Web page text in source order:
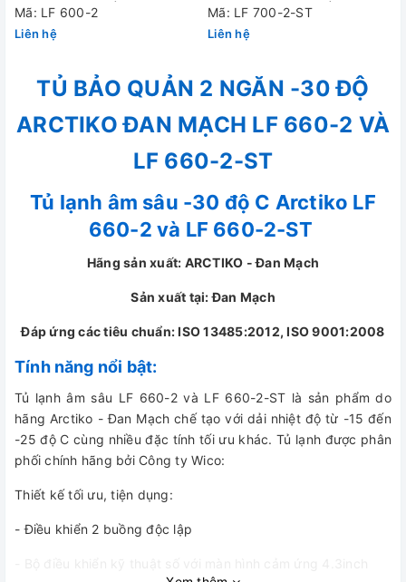
Mạch LF 600-2 | Thép Sơn
Trắng
Mã: LF 600-2
Liên hệ
Mạch LF 600-2-ST | Thép
Không Gỉ
Mã: LF 700-2-ST
Liên hệ
TỦ BẢO QUẢN 2 NGĂN -30 ĐỘ
ARCTIKO ĐAN MẠCH LF 660-2 VÀ
LF 660-2-ST
Tủ lạnh âm sâu -30 độ C Arctiko LF
660-2 và LF 660-2-ST
Hãng sản xuất: ARCTIKO - Đan Mạch
Sản xuất tại: Đan Mạch
Đáp ứng các tiêu chuẩn: ISO 13485:2012, ISO 9001:2008
Tính năng nổi bật:
Tủ lạnh âm sâu LF 660-2 và LF 660-2-ST là sản phẩm do
hãng Arctiko - Đan Mạch chế tạo với dải nhiệt độ từ -15 đến
-25 độ C cùng nhiều đặc tính tối ưu khác. Tủ lạnh được phân
phối chính hãng bởi Công ty Wico:
Thiết kế tối ưu, tiện dụng:
- Điều khiển 2 buồng độc lập